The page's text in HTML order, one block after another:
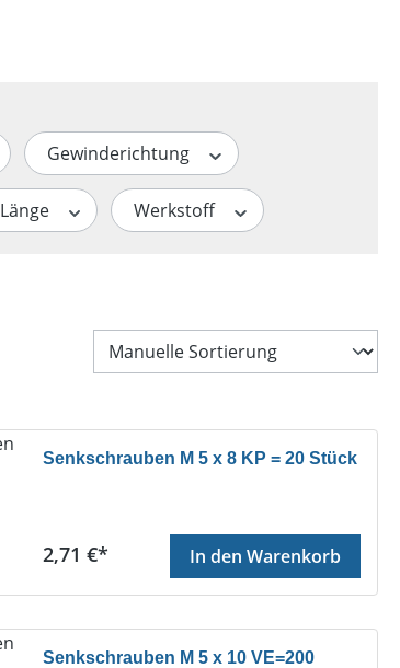
Gewinderichtung
Länge Werkstoff
Senkschrauben M 5 x 8 KP = 20 Stück
Regulärer Preis:
2,71 €* In den Warenkorb
Senkschrauben M 5 x 10 VE=200